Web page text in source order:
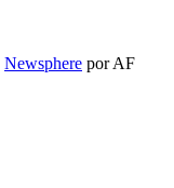
Newsphere por AF